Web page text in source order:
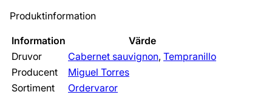
Produktinformation
Information
Värde
Druvor
Cabernet sauvignon, Tempranillo
Producent
Miguel Torres
Sortiment
Ordervaror